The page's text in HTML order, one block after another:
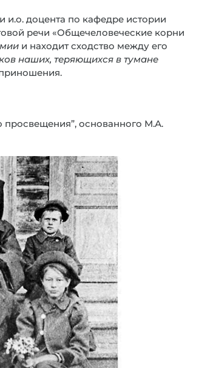
и.о. доцента по кафедре истории
речи «Общечеловеческие корни
и находит сходство между его
наших, теряющихся в тумане
просвещения”, основанного М.А.